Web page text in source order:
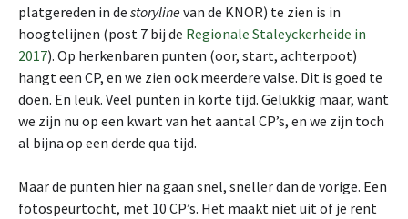
platgereden in de storylinevan de KNOR) te zien is in
hoogtelijnen (post 7 bij de Regionale Staleyckerheide in
2017). Op herkenbaren punten (oor, start, achterpoot)
hangt een CP, en we zien ook meerdere valse. Dit is goed te
doen. En leuk. Veel punten in korte tijd. Gelukkig maar, want
we zijn nu op een kwart van het aantal CP’s, en we zijn toch
al bijna op een derde qua tijd.
Maar de punten hier na gaan snel, sneller dan de vorige. Een
fotospeurtocht, met 10 CP’s. Het maakt niet uit of je rent